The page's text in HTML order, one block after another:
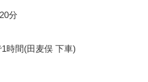
分
時間(田麦俣 下車)